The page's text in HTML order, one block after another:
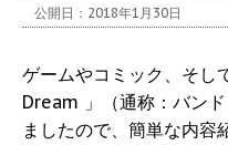
公開日： 2018年1月30日
ゲームやコミック、そし
Dream 」（通称：バン
ましたので、簡単な内容